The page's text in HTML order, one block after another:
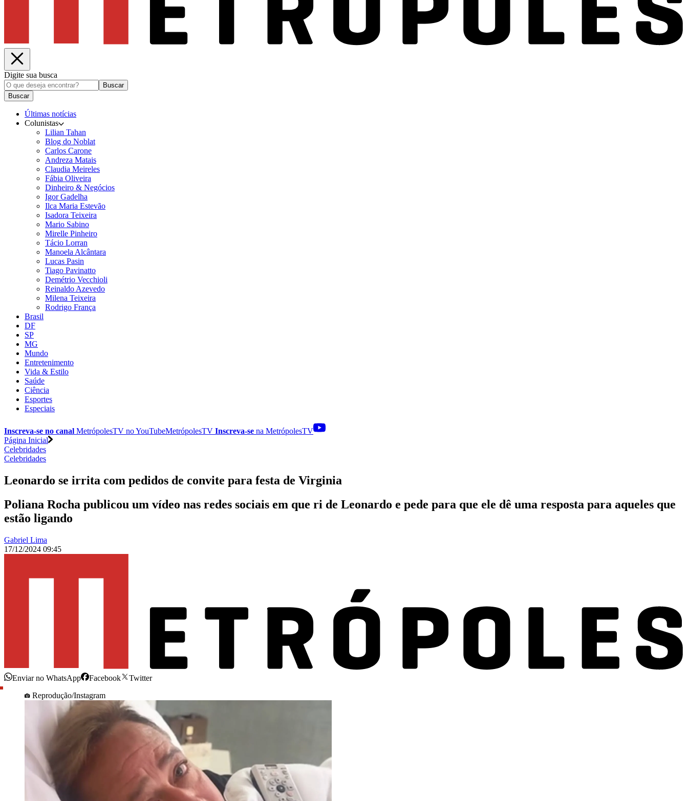
Digite sua busca
Buscar
Buscar
Últimas notícias
Colunistas
Lilian Tahan
Blog do Noblat
Carlos Carone
Andreza Matais
Claudia Meireles
Fábia Oliveira
Dinheiro & Negócios
Igor Gadelha
Ilca Maria Estevão
Isadora Teixeira
Mario Sabino
Mirelle Pinheiro
Tácio Lorran
Manoela Alcântara
Lucas Pasin
Tiago Pavinatto
Demétrio Vecchioli
Reinaldo Azevedo
Milena Teixeira
Rodrigo França
Brasil
DF
SP
MG
Mundo
Entretenimento
Vida & Estilo
Saúde
Ciência
Esportes
Especiais
Inscreva-se no canal MetrópolesTV noYouTubeMetrópolesTV Inscreva-se na MetrópolesTV
Página Inicial
Celebridades
Celebridades
Leonardo se irrita com pedidos de convite para festa de Virginia
Poliana Rocha publicou um vídeo nas redes sociais em que ri de Leonardo e pede para que ele dê uma resposta para aqueles que
estão ligando
Gabriel Lima
17/12/2024 09:45
Enviar no WhatsApp Facebook
Twitter
Reprodução/Instagram